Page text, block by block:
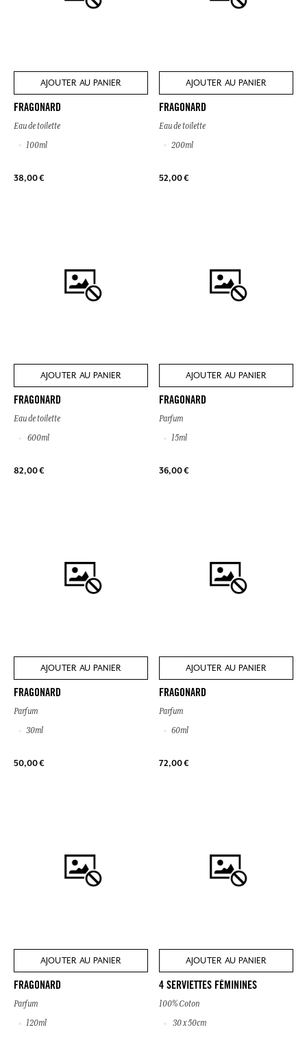
AJOUTER AU PANIER
FRAGONARD
Eau de toilette
100ml
38,00 €
AJOUTER AU PANIER
FRAGONARD
Eau de toilette
200ml
52,00 €
AJOUTER AU PANIER
FRAGONARD
Eau de toilette
600ml
82,00 €
AJOUTER AU PANIER
FRAGONARD
Parfum
15ml
36,00 €
AJOUTER AU PANIER
FRAGONARD
Parfum
30ml
50,00 €
AJOUTER AU PANIER
FRAGONARD
Parfum
60ml
72,00 €
AJOUTER AU PANIER
FRAGONARD
Parfum
120ml
AJOUTER AU PANIER
4 SERVIETTES FÉMININES
100% Coton
30 x 50cm